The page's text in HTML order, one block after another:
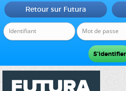
Retour sur Futura